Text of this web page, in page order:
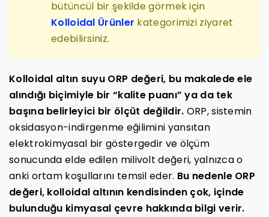
bütüncül bir şekilde görmek için
Kolloidal Ürünler kategorimizi ziyaret
edebilirsiniz.
Kolloidal altın suyu ORP değeri, bu makalede ele
alındığı biçimiyle bir “kalite puanı” ya da tek
başına belirleyici bir ölçüt değildir. ORP, sistemin
oksidasyon-indirgenme eğilimini yansıtan
elektrokimyasal bir göstergedir ve ölçüm
sonucunda elde edilen milivolt değeri, yalnızca o
anki ortam koşullarını temsil eder. Bu nedenle ORP
değeri, kolloidal altının kendisinden çok, içinde
bulunduğu kimyasal çevre hakkında bilgi verir.